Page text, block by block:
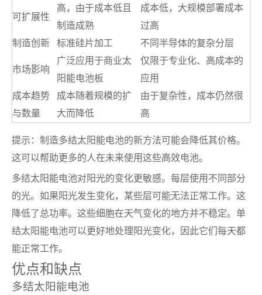
可扩展性
高，由于成本低且
制造成熟
成本低，大规模部署成本
过高
制造创新 标准硅片加工
不同半导体的复杂分层
市场影响
广泛应用于商业太
阳能电池板
仅限于专业化、高成本的
应用
成本趋势
与数量
成本随着规模的扩
大而降低
由于复杂性，成本仍然很
高
提示：制造多结太阳能电池的新方法可能会降低其价格。
这可以帮助更多的人在未来使用这些高效电池。
多结太阳能电池对阳光的变化更敏感。每层使用不同部分
的光。如果阳光发生变化，某些层可能无法正常工作。这
降低了总功率。这些细胞在天气变化的地方并不稳定。单
结太阳能电池可以更好地处理阳光变化，因此它们每天都
能正常工作。
优点和缺点
多结太阳能电池